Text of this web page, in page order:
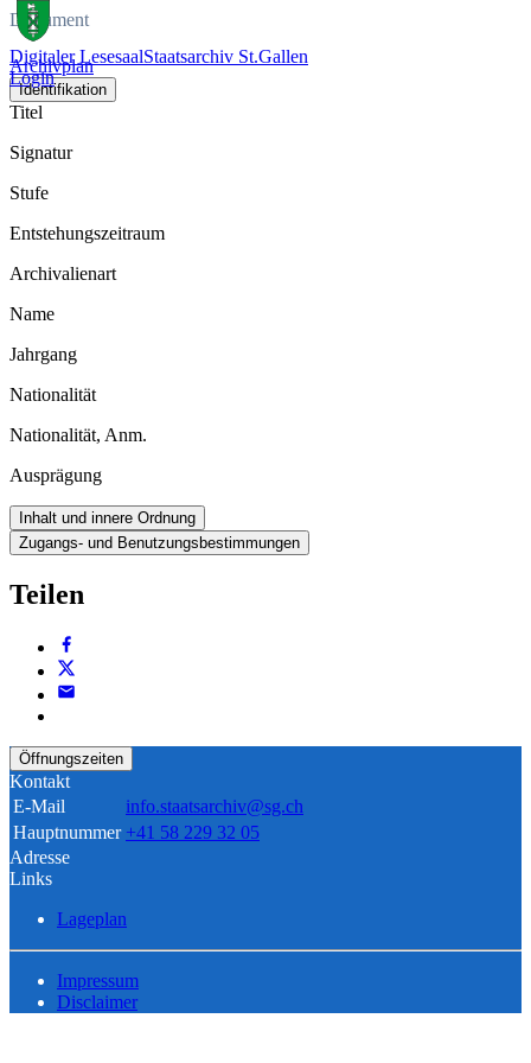
Digitaler LesesaalStaatsarchiv St.Gallen
Login
Dokument
Archivplan
Identifikation
Titel
Signatur
Stufe
Entstehungszeitraum
Archivalienart
Name
Jahrgang
Nationalität
Nationalität, Anm.
Ausprägung
Inhalt und innere Ordnung
Zugangs- und Benutzungsbestimmungen
Teilen
Öffnungszeiten
Kontakt
E-Mail
info.staatsarchiv@sg.ch
Hauptnummer +41 58 229 32 05
Adresse
Links
Lageplan
Impressum
Disclaimer